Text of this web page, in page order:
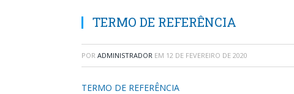
TERMO DE REFERÊNCIA
POR ADMINISTRADOR EM 12 DE FEVEREIRO DE 2020
TERMO DE REFERÊNCIA